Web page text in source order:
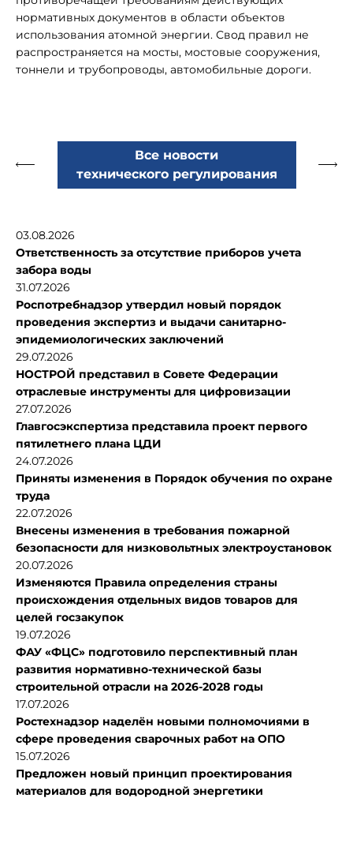
нормативных документов в области объектов
использования атомной энергии. Свод правил не
распространяется на мосты, мостовые сооружения,
тоннели и трубопроводы, автомобильные дороги.
Все новости
технического регулирования
03.08.2026
Ответственность за отсутствие приборов учета
забора воды
31.07.2026
Роспотребнадзор утвердил новый порядок
проведения экспертиз и выдачи санитарно-
эпидемиологических заключений
29.07.2026
НОСТРОЙ представил в Совете Федерации
отраслевые инструменты для цифровизации
27.07.2026
Главгосэкспертиза представила проект первого
пятилетнего плана ЦДИ
24.07.2026
Приняты изменения в Порядок обучения по охране
труда
22.07.2026
Внесены изменения в требования пожарной
безопасности для низковольтных электроустановок
20.07.2026
Изменяются Правила определения страны
происхождения отдельных видов товаров для
целей госзакупок
19.07.2026
ФАУ «ФЦС» подготовило перспективный план
развития нормативно-технической базы
строительной отрасли на 2026-2028 годы
17.07.2026
Ростехнадзор наделён новыми полномочиями в
сфере проведения сварочных работ на ОПО
15.07.2026
Предложен новый принцип проектирования
материалов для водородной энергетики